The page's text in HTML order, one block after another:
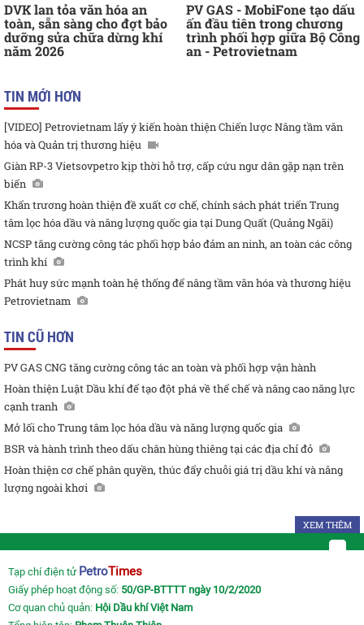
DVK lan tỏa văn hóa an
toàn, sẵn sàng cho đợt bảo
dưỡng sửa chữa dừng khí
năm 2026
PV GAS - MobiFone tạo dấu
ấn đầu tiên trong chương
trình phối hợp giữa Bộ Công
an - Petrovietnam
TIN MỚI HƠN
[VIDEO] Petrovietnam lấy ý kiến hoàn thiện Chiến lược Nâng tầm văn
hóa và Quản trị thương hiệu
Giàn RP-3 Vietsovpetro kịp thời hỗ trợ, cấp cứu ngư dân gặp nạn trên
biển
Khẩn trương hoàn thiện đề xuất cơ chế, chính sách phát triển Trung
tâm lọc hóa dầu và năng lượng quốc gia tại Dung Quất (Quảng Ngãi)
NCSP tăng cường công tác phối hợp bảo đảm an ninh, an toàn các công
trình khí
Phát huy sức mạnh toàn hệ thống để nâng tầm văn hóa và thương hiệu
Petrovietnam
TIN CŨ HƠN
PV GAS CNG tăng cường công tác an toàn và phối hợp vận hành
Hoàn thiện Luật Dầu khí để tạo đột phá về thể chế và nâng cao năng lực
cạnh tranh
Mở lối cho Trung tâm lọc hóa dầu và năng lượng quốc gia
BSR và hành trình theo dấu chân hùng thiêng tại các địa chỉ đỏ
Hoàn thiện cơ chế phân quyền, thúc đẩy chuỗi giá trị dầu khí và năng
lượng ngoài khơi
XEM THÊM
Tạp chí điện tử PetroTimes
Giấy phép hoạt động số: 50/GP-BTTTT ngày 10/2/2020
Cơ quan chủ quản: Hội Dầu khí Việt Nam